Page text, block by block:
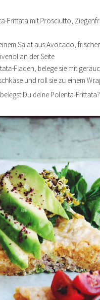
Frittata mit Prosciutto,
Salat aus Avocado,
an der Seite
Fladen, belege sie mit
und roll sie zu einem
Du deine Polenta-Frittata?